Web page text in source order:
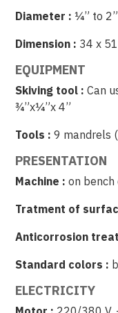
Diameter :¼” to
Dimension : 34 x
EQUIPMENT
Skiving tool :Can
¾”x¼”x 4”
Tools :9 mandrels
PRESENTATION
Machine :on
Tratment of
Anticorrosion
Standard colors :
ELECTRICITY